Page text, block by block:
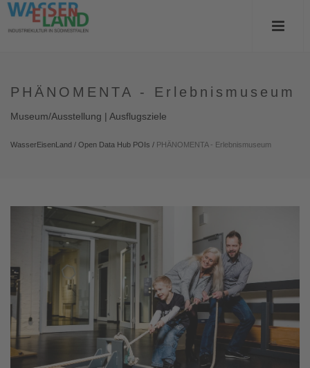
PHÄNOMENTA - Erlebnismuseum
Museum/Ausstellung | Ausflugsziele
WasserEisenLand / Open Data Hub POIs / PHÄNOMENTA - Erlebnismuseum